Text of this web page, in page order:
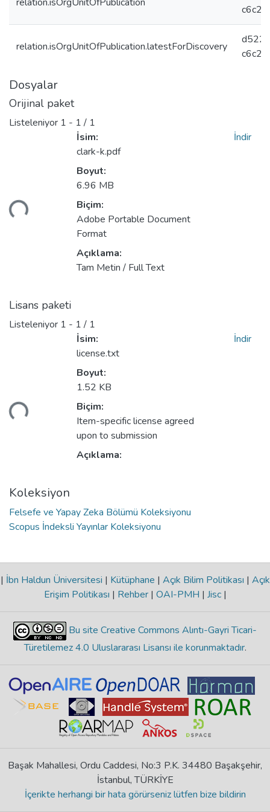
relation.isOrgUnitOfPublication.latestForDiscovery
Dosyalar
Orijinal paket
Listeleniyor 1 - 1 / 1
İsim:
clark-k.pdf
Boyut:
6.96 MB
Biçim:
Adobe Portable Document
Format
Açıklama:
Tam Metin / Full Text
İndir
Lisans paketi
Listeleniyor 1 - 1 / 1
İsim:
license.txt
Boyut:
1.52 KB
Biçim:
Item-specific license agreed
upon to submission
Açıklama:
İndir
Koleksiyon
Felsefe ve Yapay Zeka Bölümü Koleksiyonu
Scopus İndeksli Yayınlar Koleksiyonu
| İbn Haldun Üniversitesi | Kütüphane | Açık Bilim Politikası | Açık
Erişim Politikası | Rehber | OAI-PMH | Jisc |
Bu site Creative Commons Alıntı-Gayri Ticari-
Türetilemez 4.0 Uluslararası Lisansı ile korunmaktadır.
Başak Mahallesi, Ordu Caddesi, No:3 P.K. 34480 Başakşehir,
İstanbul, TÜRKİYE
İçerikte herhangi bir hata görürseniz lütfen bize bildirin